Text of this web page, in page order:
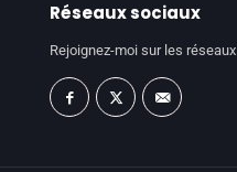
Réseaux sociaux
Rejoignez-moi sur les